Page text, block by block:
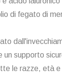
di fegato di
supporto
le razze, età